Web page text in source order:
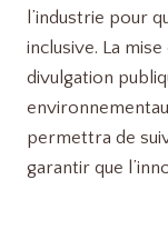
l’industrie pour
inclusive. La
divulgation
permettra de
garantir que